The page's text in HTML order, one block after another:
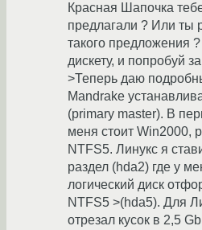
Красная Шапочка
предлагали ? Или ты
такого предложения
дискету, и попробуй
>Теперь даю
Mandrake
(primary master). В
меня стоит Win2000,
NTFS5. Линукс я
раздел (hda2) где у
логический диск
NTFS5 >(hda5). Для
отрезал кусок в 2,5